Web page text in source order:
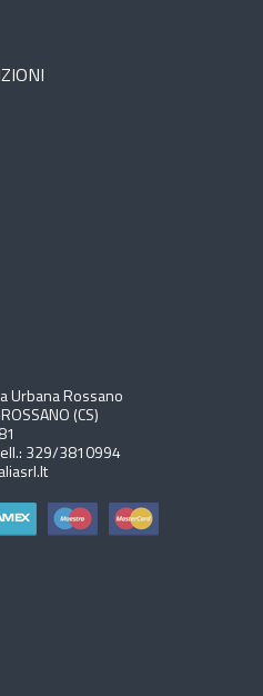
Urbana Rossano
(CS)
329/3810994